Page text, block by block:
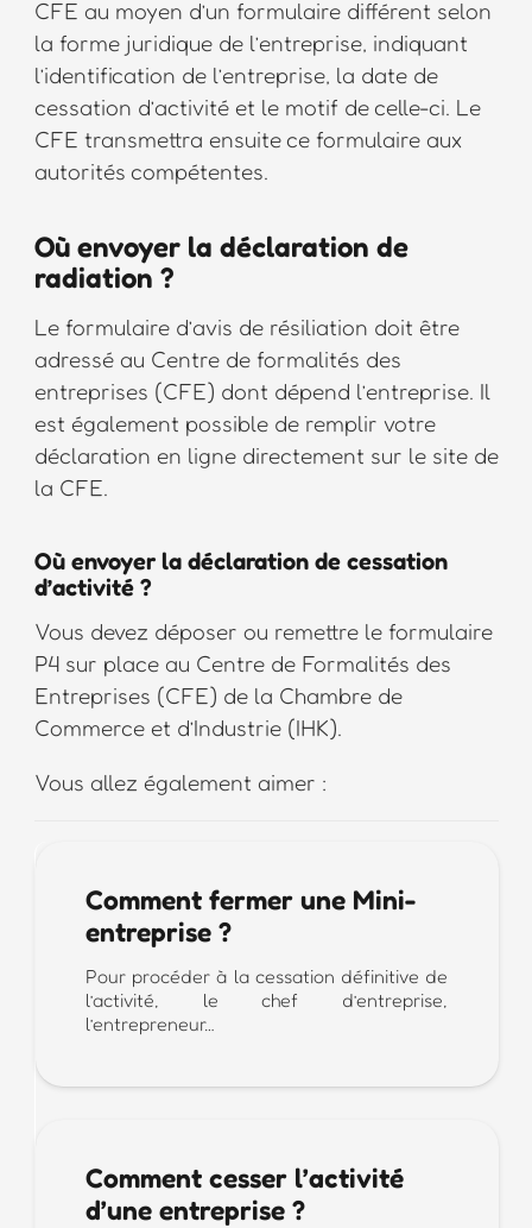
CFE au moyen d’un formulaire différent selon
la forme juridique de l’entreprise, indiquant
l’identification de l’entreprise, la date de
cessation d’activité et le motif de celle-ci. Le
CFE transmettra ensuite ce formulaire aux
autorités compétentes.
Où envoyer la déclaration de
radiation ?
Le formulaire d’avis de résiliation doit être
adressé au Centre de formalités des
entreprises (CFE) dont dépend l’entreprise. Il
est également possible de remplir votre
déclaration en ligne directement sur le site de
la CFE.
Où envoyer la déclaration de cessation
d’activité ?
Vous devez déposer ou remettre le formulaire
P4 sur place au Centre de Formalités des
Entreprises (CFE) de la Chambre de
Commerce et d’Industrie (IHK).
Vous allez également aimer :
Comment fermer une Mini-
entreprise ?
Pour procéder à la cessation définitive de
l’activité, le chef d’entreprise,
l’entrepreneur…
Comment cesser l’activité
d’une entreprise ?